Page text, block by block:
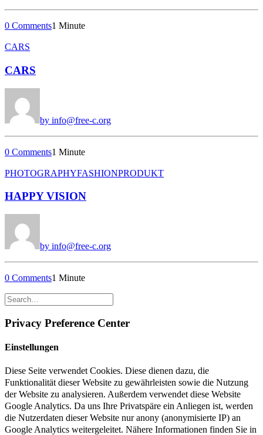
0 Comments1 Minute
CARS
CARS
by info@free-c.org
0 Comments1 Minute
PHOTOGRAPHYFASHIONPRODUKT
HAPPY VISION
by info@free-c.org
0 Comments1 Minute
Privacy Preference Center
Einstellungen
Diese Seite verwendet Cookies. Diese dienen dazu, die
Funktionalität dieser Website zu gewährleisten sowie die Nutzung
der Website zu analysieren. Außerdem verwendet diese Website
Google Analytics. Da uns Ihre Privatspäre ein Anliegen ist, werden
die Nutzerdaten dieser Website nur anony (anonymisierte IP) an
Google Analytics weitergeleitet. Nähere Informationen finden Sie in